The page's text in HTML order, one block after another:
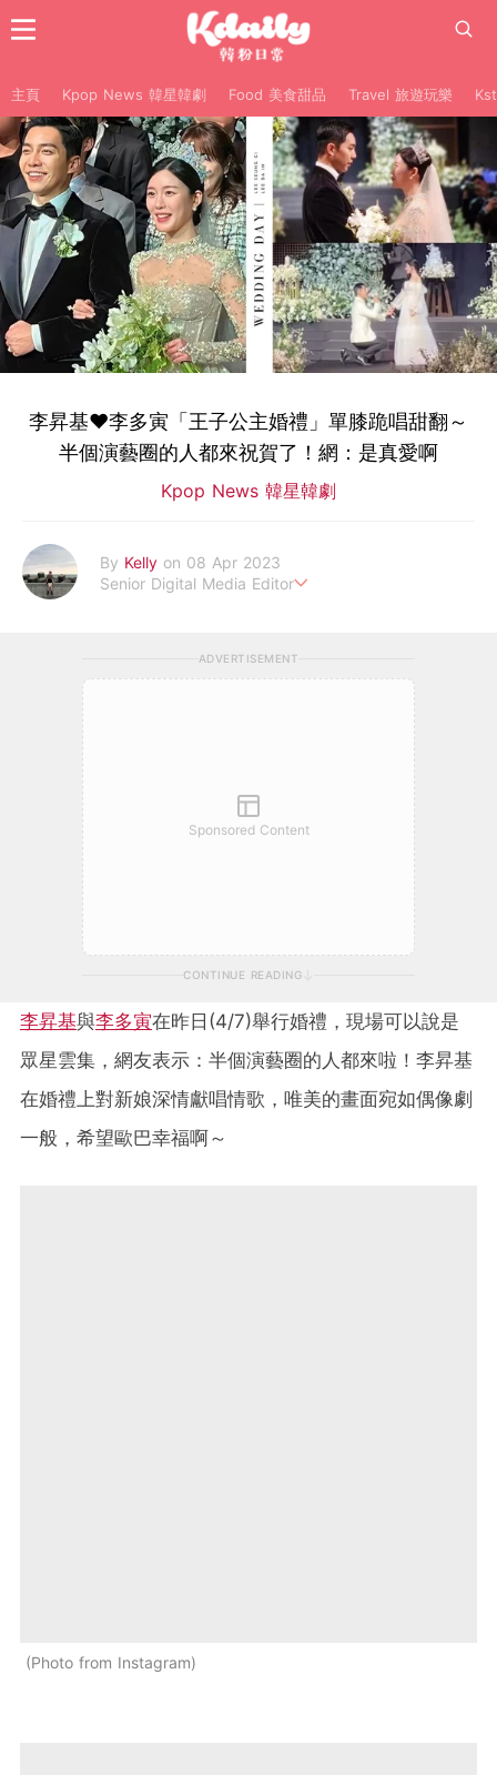
主頁 Kpop News 韓星韓劇 Food 美食甜品 Travel 旅遊玩樂
李昇基♥李多寅「王子公主婚禮」單膝跪唱甜翻～
半個演藝圈的人都來祝賀了！網：是真愛啊
Kpop News 韓星韓劇
By Kelly on 08 Apr 2023
Senior Digital Media Editor
ADVERTISEMENT
Sponsored Content
CONTINUE READING
李昇基與李多寅在昨日(4/7)舉行婚禮，現場可以說是
眾星雲集，網友表示：半個演藝圈的人都來啦！李昇基
在婚禮上對新娘深情獻唱情歌，唯美的畫面宛如偶像劇
一般，希望歐巴幸福啊～
Photo from Instagram